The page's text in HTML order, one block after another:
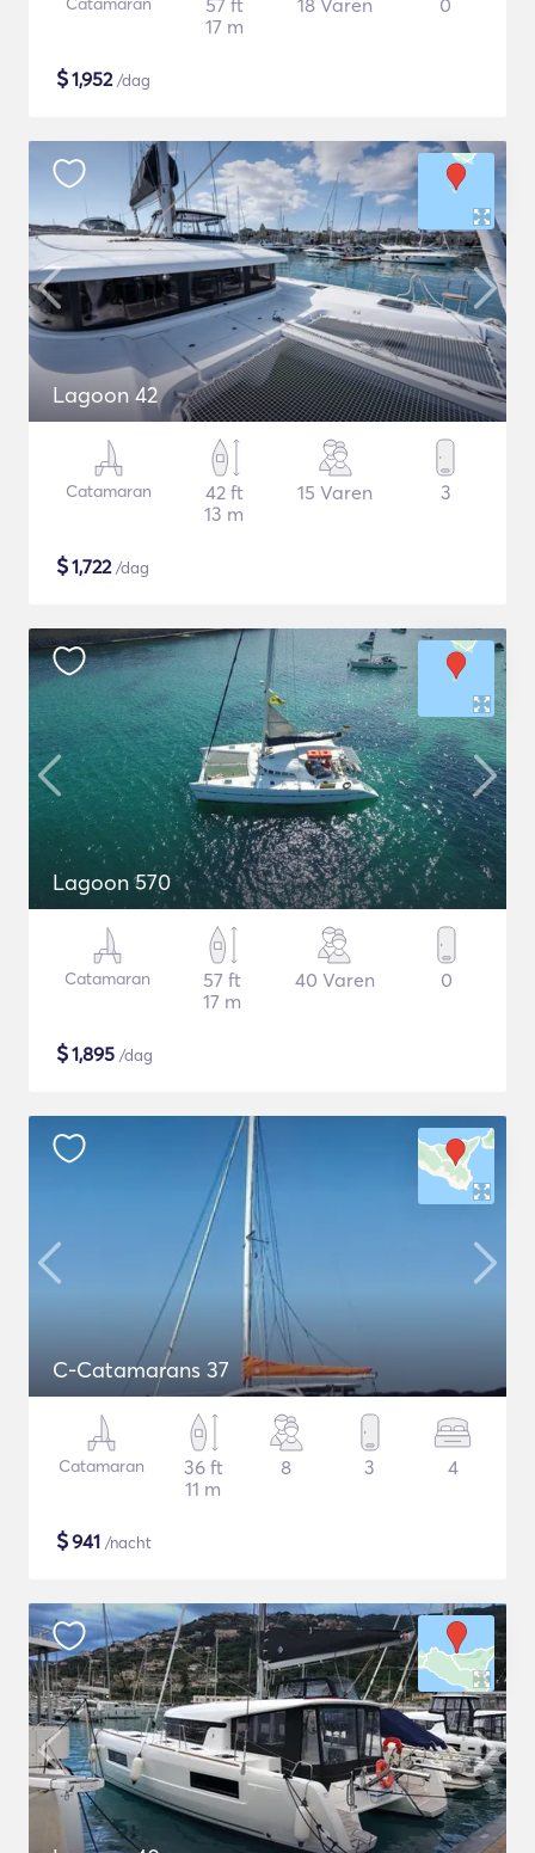
57 ft
17 m
18 Varen 0
$1,952/dag
Lagoon 42
Catamaran
42 ft
13 m
15 Varen 3
$1,722/dag
Lagoon 570
Catamaran
57 ft
17 m
40 Varen 0
$1,895 /dag
C-Catamarans 37
Catamaran
36 ft
11 m
8 3 4
$941 /nacht